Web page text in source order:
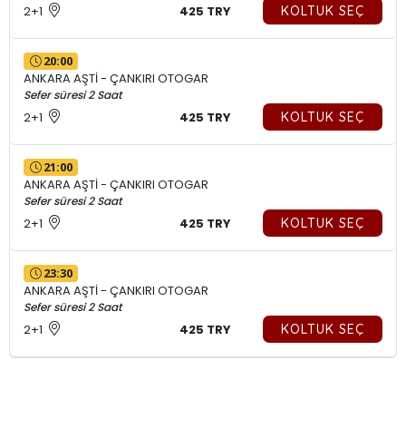
2+1 425 TRY KOLTUK SEÇ
20:00
ANKARA AŞTİ - ÇANKIRI OTOGAR
Sefer süresi 2 Saat
2+1 425 TRY KOLTUK SEÇ
21:00
ANKARA AŞTİ - ÇANKIRI OTOGAR
Sefer süresi 2 Saat
2+1 425 TRY KOLTUK SEÇ
23:30
ANKARA AŞTİ - ÇANKIRI OTOGAR
Sefer süresi 2 Saat
2+1 425 TRY KOLTUK SEÇ